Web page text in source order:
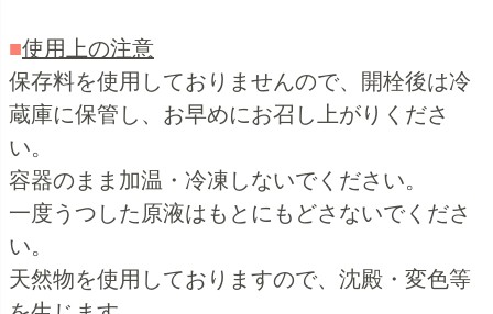
■使用上の注意
保存料を使用しておりませんので、開栓後は冷
蔵庫に保管し、お早めにお召し上がりくださ
い。
容器のまま加温・冷凍しないでください。
一度うつした原液はもとにもどさないでくださ
い。
天然物を使用しておりますので、沈殿・変色等